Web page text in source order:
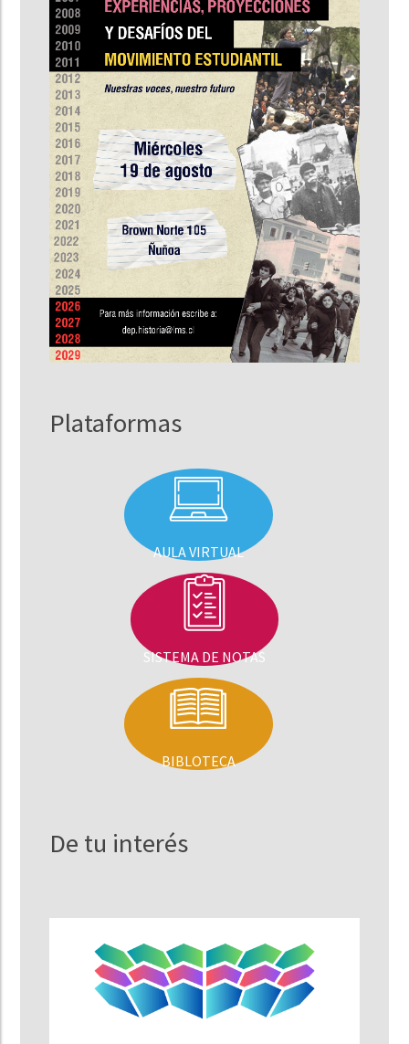
Plataformas
AULA VIRTUAL
SISTEMA DE NOTAS
BIBLOTECA
De tu interés